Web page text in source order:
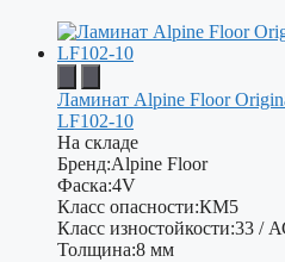
Ламинат Alpine Floor
LF102-10
На складе
Бренд:Alpine Floor
Фаска:4V
Класс опасности:КМ5
Класс изностойкости:33 /
Толщина:8 мм